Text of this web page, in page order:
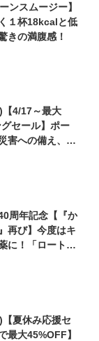
ンスムージー】
１杯18kcalと低
きの満腹感！
4/17～最大
セール】ポー
害への備え、節
周年記念【『か
再び】今度はキ
に！「ロートジ
夏休み応援セ
最大45%OFF】